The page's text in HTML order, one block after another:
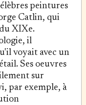
peintures
Catlin, qui
XIXe.
il
voyait avec un
Ses oeuvres
sur
par exemple, à